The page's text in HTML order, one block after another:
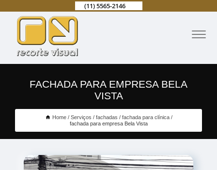
(11) 5565-2146
FACHADA PARA EMPRESA BELA
VISTA
Home Serviços fachadas
fachada para clínica
fachada para empresa Bela Vista